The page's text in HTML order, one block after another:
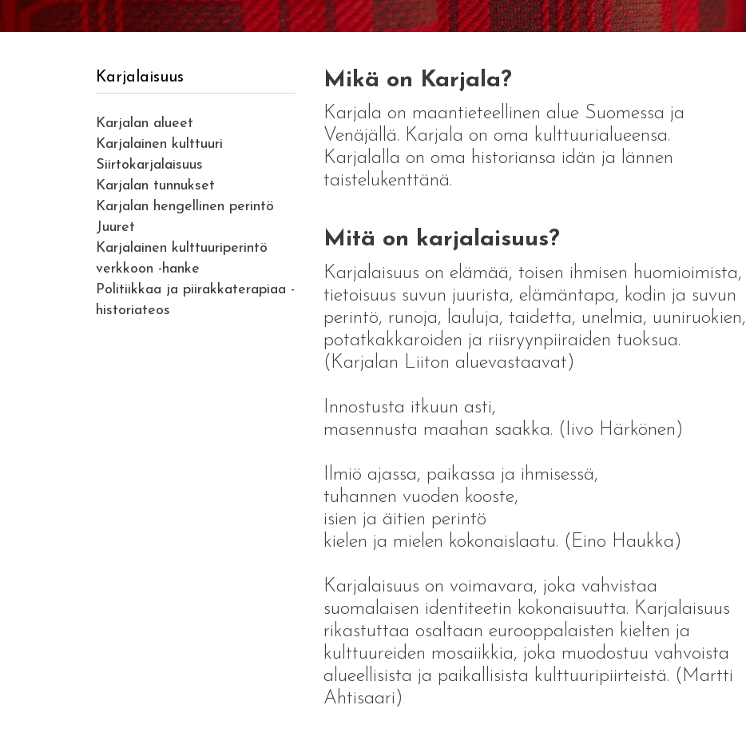
Karjalaisuus
Karjalan alueet
Karjalainen kulttuuri
Siirtokarjalaisuus
Karjalan tunnukset
Karjalan hengellinen perintö
Juuret
Karjalainen kulttuuriperintö
verkkoon -hanke
Politiikkaa ja piirakkaterapiaa -
historiateos
Mikä on Karjala?
Karjala on maantieteellinen alue Suomessa ja
Venäjällä. Karjala on oma kulttuurialueensa.
Karjalalla on oma historiansa idän ja lännen
taistelukenttänä.
Mitä on karjalaisuus?
Karjalaisuus on elämää, toisen ihmisen huomioimista,
tietoisuus suvun juurista, elämäntapa, kodin ja suvun
perintö, runoja, lauluja, taidetta, unelmia, uuniruokien,
potatkakkaroiden ja riisryynpiiraiden tuoksua.
(Karjalan Liiton aluevastaavat)
Innostusta itkuun asti,
masennusta maahan saakka. (Iivo Härkönen)
Ilmiö ajassa, paikassa ja ihmisessä,
tuhannen vuoden kooste,
isien ja äitien perintö
kielen ja mielen kokonaislaatu. (Eino Haukka)
Karjalaisuus on voimavara, joka vahvistaa
suomalaisen identiteetin kokonaisuutta. Karjalaisuus
rikastuttaa osaltaan eurooppalaisten kielten ja
kulttuureiden mosaiikkia, joka muodostuu vahvoista
alueellisista ja paikallisista kulttuuripiirteistä. (Martti
Ahtisaari)